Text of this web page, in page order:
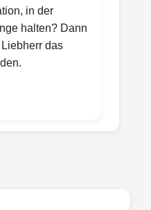
in der
halten? Dann
das